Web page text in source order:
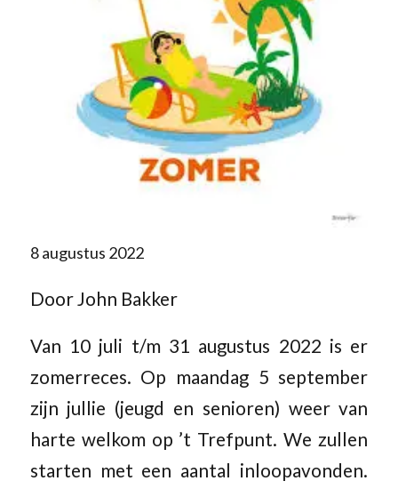
8 augustus 2022
Door John Bakker
Van 10 juli t/m 31 augustus 2022 is er
zomerreces. Op maandag 5 september
zijn jullie (jeugd en senioren) weer van
harte welkom op ’t Trefpunt. We zullen
starten met een aantal inloopavonden.